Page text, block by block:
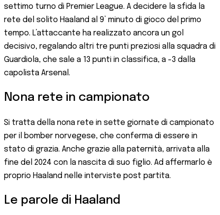
settimo turno di Premier League. A decidere la sfida la
rete del solito Haaland al 9’ minuto di gioco del primo
tempo. L’attaccante ha realizzato ancora un gol
decisivo, regalando altri tre punti preziosi alla squadra di
Guardiola, che sale a 13 punti in classifica, a -3 dalla
capolista Arsenal.
Nona rete in campionato
Si tratta della nona rete in sette giornate di campionato
per il bomber norvegese, che conferma di essere in
stato di grazia. Anche grazie alla paternità, arrivata alla
fine del 2024 con la nascita di suo figlio. Ad affermarlo è
proprio Haaland nelle interviste post partita.
Le parole di Haaland